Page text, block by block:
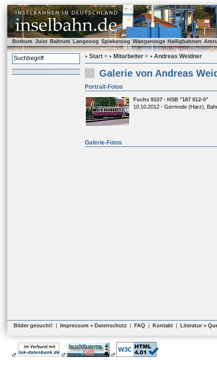
Borkum Juist Baltrum Langeoog Spiekeroog Wangerooge Halligbahnen
Start > Mitarbeiter > Andreas Weidner
Galerie von Andreas
Portrait-Fotos
Fuchs 9107 - HSB "187 012-0"
10.10.2012 - Gernrode (Harz),
Galerie-Fotos
Bilder gesucht! | Impressum + Datenschutz | FAQ | Kontakt | Literatur +